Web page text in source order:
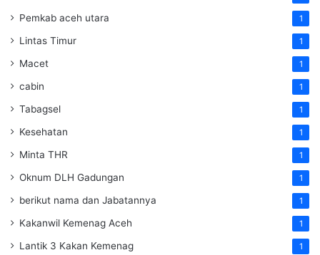
Pemkab aceh utara 1
Lintas Timur 1
Macet 1
cabin 1
Tabagsel 1
Kesehatan 1
Minta THR 1
Oknum DLH Gadungan 1
berikut nama dan Jabatannya 1
Kakanwil Kemenag Aceh 1
Lantik 3 Kakan Kemenag 1